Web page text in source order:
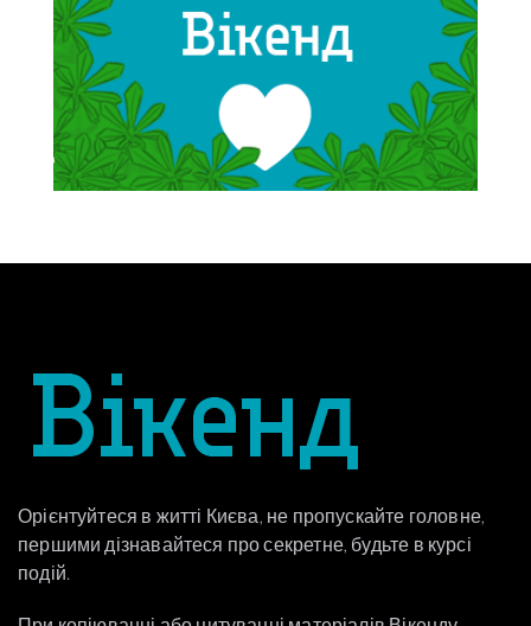
Орієнтуйтеся в житті Києва, не пропускайте головне,
першими дізнавайтеся про секретне, будьте в курсі
подій.